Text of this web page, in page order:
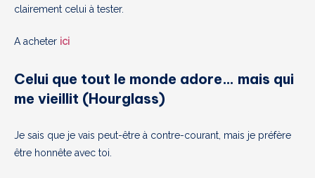
clairement celui à tester.
A acheter ici
Celui que tout le monde adore… mais qui
me vieillit (Hourglass)
Je sais que je vais peut-être à contre-courant, mais je préfère
être honnête avec toi.